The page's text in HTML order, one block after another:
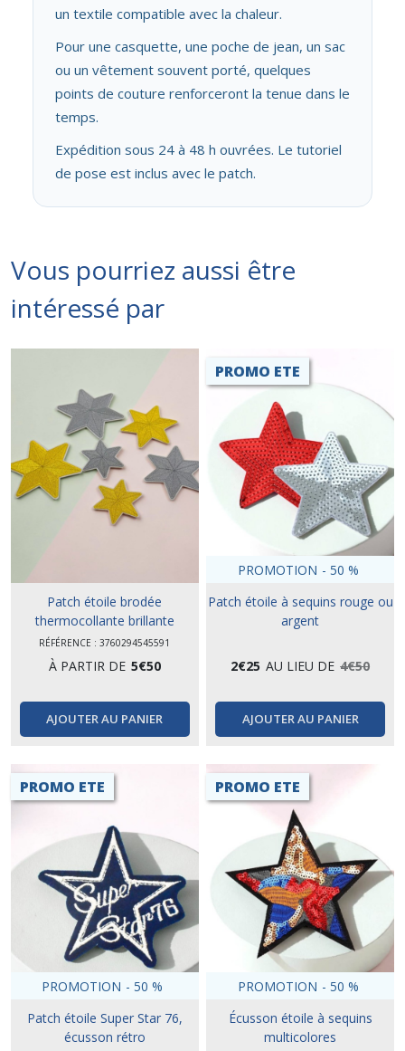
un textile compatible avec la chaleur.
Pour une casquette, une poche de jean, un sac
ou un vêtement souvent porté, quelques
points de couture renforceront la tenue dans le
temps.
Expédition sous 24 à 48 h ouvrées. Le tutoriel
de pose est inclus avec le patch.
Vous pourriez aussi être
intéressé par
Patch étoile brodée
thermocollante brillante
RÉFÉRENCE : 3760294545591
À PARTIR DE 5€50
AJOUTER AU PANIER
PROMO ETE
PROMOTION - 50 %
Patch étoile à sequins rouge ou
argent
2€25 AU LIEU DE 4€50
AJOUTER AU PANIER
PROMO ETE
PROMOTION - 50 %
Patch étoile Super Star 76,
écusson rétro
PROMO ETE
PROMOTION - 50 %
Écusson étoile à sequins
multicolores